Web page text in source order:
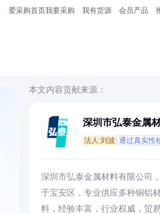
爱采购首页我要采购 我有货源 会员产品
本文内容贡献来源：
深圳市弘泰金属
法人:刘波 通过真实性
深圳市弘泰金属材料有限公司
于宝安区，专业供应多种铜铝
料，经验丰富，行业权威，贸易